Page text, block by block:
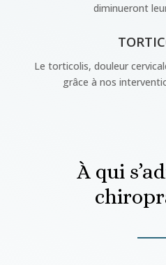
diminueront
Le torticolis, douleur
grâce à nos
À qui